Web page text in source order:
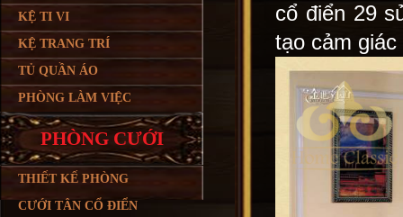
KỆ TI VI
KỆ TRANG TRÍ
TỦ QUẦN ÁO
PHÒNG LÀM VIỆC
PHÒNG CƯỚI
THIẾT KẾ PHÒNG
CƯỚI TÂN CỔ ĐIỂN
cổ điển 29
tạo cảm